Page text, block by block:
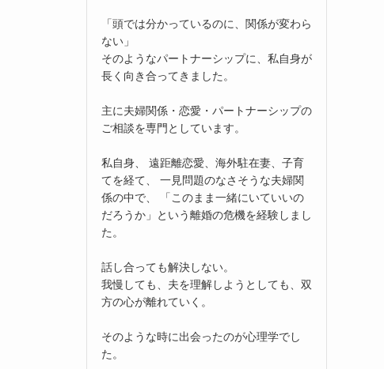
「頭では分かっているのに、関係が変わら
ない」
そのようなパートナーシップに、私自身が
長く向き合ってきました。
主に夫婦関係・恋愛・パートナーシップの
ご相談を専門としています。
私自身、 遠距離恋愛、海外駐在妻、子育
てを経て、 一見問題のなさそうな夫婦関
係の中で、 「このまま一緒にいていいの
だろうか」という離婚の危機を経験しまし
た。
話し合っても解決しない。
我慢しても、夫を理解しようとしても、双
方の心が離れていく。
そのような時に出会ったのが心理学でし
た。